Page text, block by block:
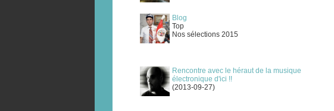
Blog
Top
Nos sélections 2015
Rencontre avec le héraut de la musique
électronique d'ici !!
(2013-09-27)